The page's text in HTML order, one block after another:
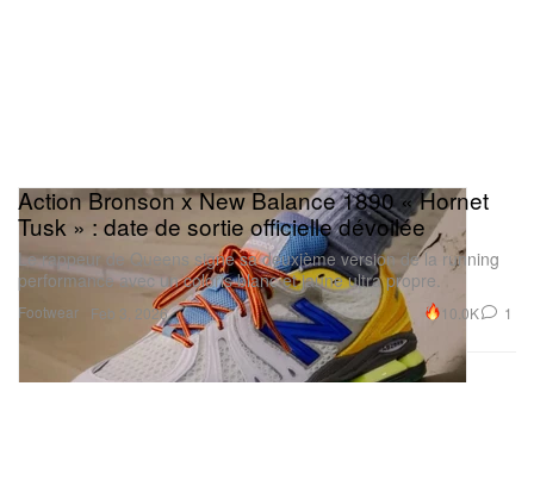
Footwear
Action Bronson x New Balance 1890 « Hornet
Tusk » : date de sortie officielle dévoilée
Le rappeur de Queens signe sa deuxième version de la running
performance avec un coloris blanc et jaune ultra propre.
Feb 3, 2026 10.0K 1